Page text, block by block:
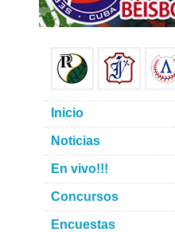
Inicio
Noticias
En vivo!!!
Concursos
Encuestas